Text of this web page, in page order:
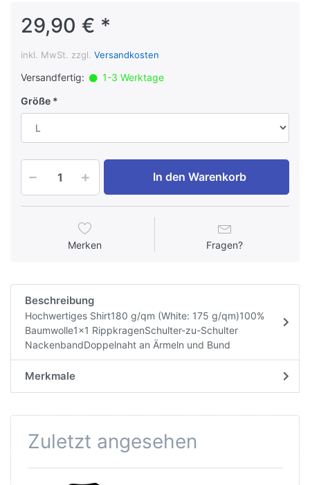
29,90 € *
inkl. MwSt. zzgl. Versandkosten
Versandfertig:
1-3 Werktage
Größe
In den Warenkorb
Merken Fragen?
Beschreibung
Hochwertiges Shirt180 g/qm (White: 175 g/qm)100%
Baumwolle1x1 RippkragenSchulter-zu-Schulter
NackenbandDoppelnaht an Ärmeln und Bund
Merkmale
Zuletzt angesehen